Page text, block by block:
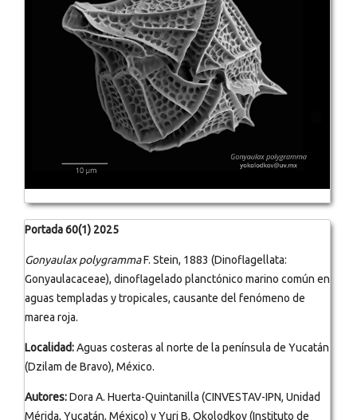
Portada 60(1) 2025
Gonyaulax polygrammaF. Stein, 1883 (Dinoflagellata:
Gonyaulacaceae), dinoflagelado planctónico marino común en
aguas templadas y tropicales, causante del fenómeno de
marea roja.
Localidad:Aguas costeras al norte de la península de Yucatán
(Dzilam de Bravo), México.
Autores:Dora A. Huerta-Quintanilla (CINVESTAV-IPN, Unidad
Mérida, Yucatán, México) y Yuri B. Okolodkov (Instituto de